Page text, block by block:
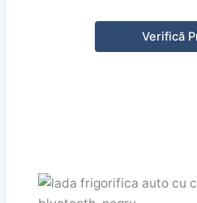
Verifică